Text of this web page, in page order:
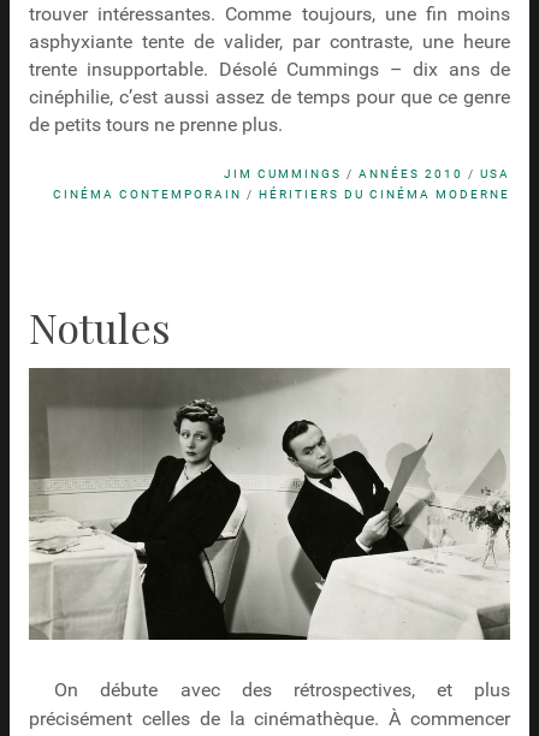
trouver intéressantes. Comme toujours, une fin moins
asphyxiante tente de valider, par contraste, une heure
trente insupportable. Désolé Cummings – dix ans de
cinéphilie, c’est aussi assez de temps pour que ce genre
de petits tours ne prenne plus.
JIM CUMMINGS /ANNÉES 2010 /USA
CINÉMA CONTEMPORAIN /HÉRITIERS DU CINÉMA MODERNE
Notules
On débute avec des rétrospectives, et plus
précisément celles de la cinémathèque. À commencer